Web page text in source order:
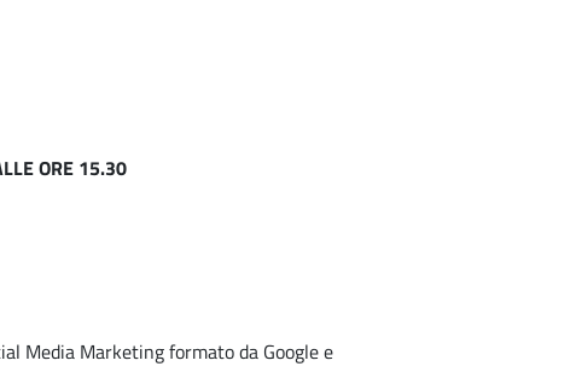
ORE 15.30
Media Marketing formato da Google e